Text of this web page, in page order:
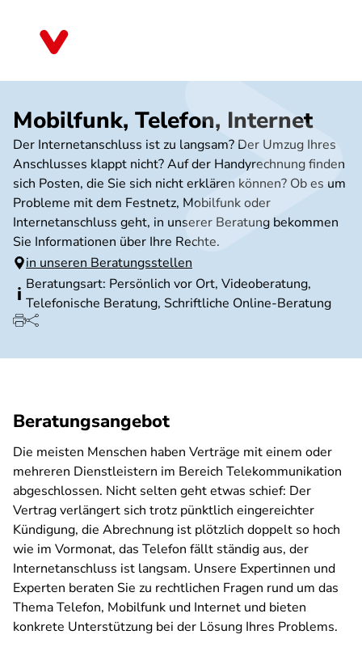
Mobilfunk, Telefon, Internet
Der Internetanschluss ist zu langsam? Der Umzug Ihres
Anschlusses klappt nicht? Auf der Handyrechnung finden
sich Posten, die Sie sich nicht erklären können? Ob es um
Probleme mit dem Festnetz, Mobilfunk oder
Internetanschluss geht, in unserer Beratung bekommen
Sie Informationen über Ihre Rechte.
in unseren Beratungsstellen
Beratungsart: Persönlich vor Ort, Videoberatung,
Telefonische Beratung, Schriftliche Online-Beratung
Beratungsangebot
Die meisten Menschen haben Verträge mit einem oder
mehreren Dienstleistern im Bereich Telekommunikation
abgeschlossen. Nicht selten geht etwas schief: Der
Vertrag verlängert sich trotz pünktlich eingereichter
Kündigung, die Abrechnung ist plötzlich doppelt so hoch
wie im Vormonat, das Telefon fällt ständig aus, der
Internetanschluss ist langsam. Unsere Expertinnen und
Experten beraten Sie zu rechtlichen Fragen rund um das
Thema Telefon, Mobilfunk und Internet und bieten
konkrete Unterstützung bei der Lösung Ihres Problems.